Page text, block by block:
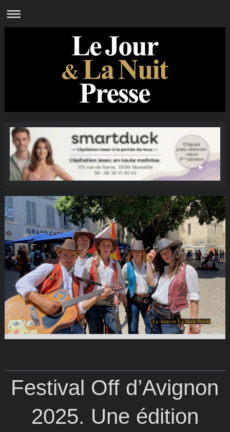
Le Jour et La Nuit Presse
Festival Off d’Avignon
2025. Une édition